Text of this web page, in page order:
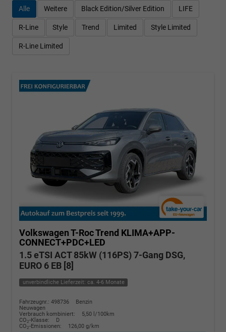
Alle Weitere Black Edition/Silver Edition LIFE
R-Line Style Trend Limited Style Limited
R-Line Limited
Volkswagen T-RocTrend KLIMA+APP-
CONNECT+PDC+LED
1.5 eTSI ACT 85kW (116PS) 7-Gang DSG,
EURO 6 EB [8]
unverbindliche Lieferzeit: ca. 4-6 Monate
Fahrzeugnr.: 498736
Benzin
Neuwagen
Verbrauch kombiniert:
5,50 l/100km
CO2-Klasse:
D
CO2-Emissionen: 126,00 g/km